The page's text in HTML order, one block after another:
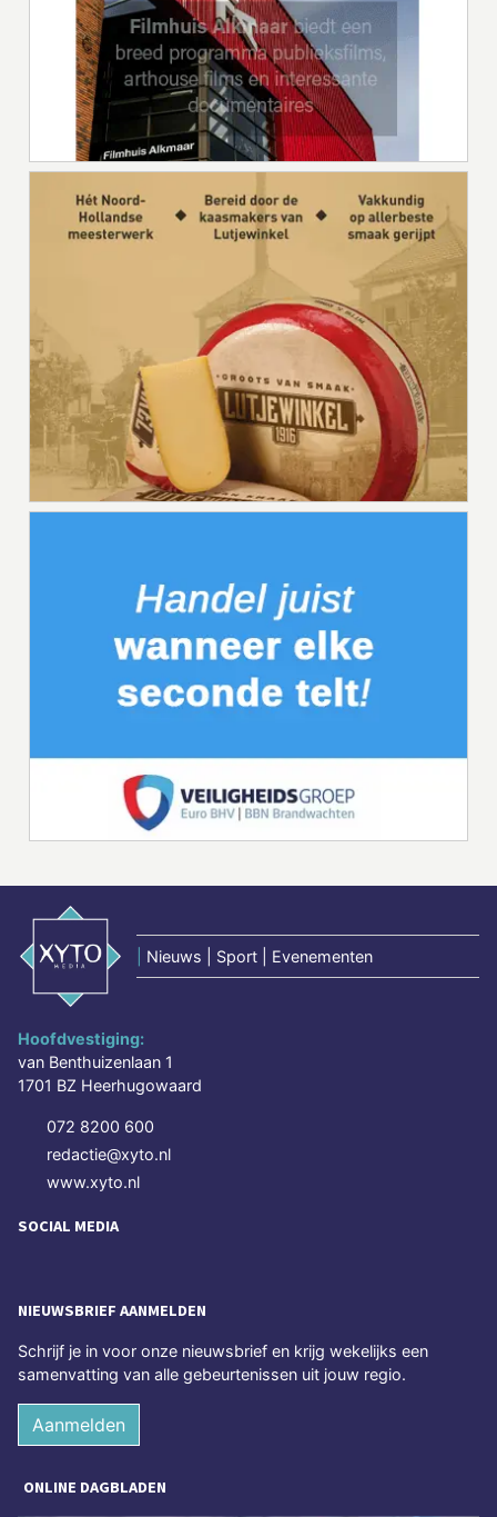
Nieuws | Sport | Evenementen
Hoofdvestiging:
van Benthuizenlaan 1
1701 BZ Heerhugowaard
072 8200 600
redactie@xyto.nl
www.xyto.nl
SOCIAL MEDIA
NIEUWSBRIEF AANMELDEN
Schrijf je in voor onze nieuwsbrief en krijg wekelijks een
samenvatting van alle gebeurtenissen uit jouw regio.
Aanmelden
ONLINE DAGBLADEN